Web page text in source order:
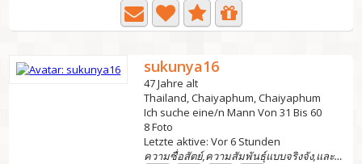
sukunya16
47 Jahre alt
Thailand, Chaiyaphum, Chaiyaphum
Ich suche eine/n Mann Von 31 Bis 60
8 Foto
Letzte aktive: Vor 6 Stunden
ความซื่อสัตย์,ความสัมพันธุ์แบบจริงจัง,และการซัพพอต